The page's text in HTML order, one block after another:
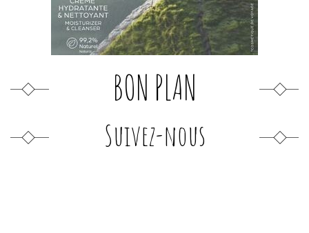
BON PLAN
Suivez-nous